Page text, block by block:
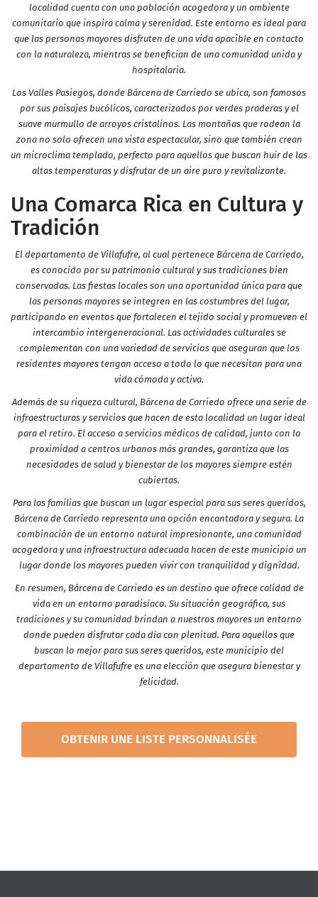
localidad cuenta con una población acogedora y un ambiente
comunitario que inspira calma y serenidad. Este entorno es ideal para
que las personas mayores disfruten de una vida apacible en contacto
con la naturaleza, mientras se benefician de una comunidad unida y
hospitalaria.
Los Valles Pasiegos, donde Bárcena de Carriedo se ubica, son famosos
por sus paisajes bucólicos, caracterizados por verdes praderas y el
suave murmullo de arroyos cristalinos. Las montañas que rodean la
zona no solo ofrecen una vista espectacular, sino que también crean
un microclima templado, perfecto para aquellos que buscan huir de las
altas temperaturas y disfrutar de un aire puro y revitalizante.
Una Comarca Rica en Cultura y
Tradición
El departamento de Villafufre, al cual pertenece Bárcena de Carriedo,
es conocido por su patrimonio cultural y sus tradiciones bien
conservadas. Las fiestas locales son una oportunidad única para que
las personas mayores se integren en las costumbres del lugar,
participando en eventos que fortalecen el tejido social y promueven el
intercambio intergeneracional. Las actividades culturales se
complementan con una variedad de servicios que aseguran que los
residentes mayores tengan acceso a todo lo que necesitan para una
vida cómoda y activa.
Además de su riqueza cultural, Bárcena de Carriedo ofrece una serie de
infraestructuras y servicios que hacen de esta localidad un lugar ideal
para el retiro. El acceso a servicios médicos de calidad, junto con la
proximidad a centros urbanos más grandes, garantiza que las
necesidades de salud y bienestar de los mayores siempre estén
cubiertas.
Para las familias que buscan un lugar especial para sus seres queridos,
Bárcena de Carriedo representa una opción encantadora y segura. La
combinación de un entorno natural impresionante, una comunidad
acogedora y una infraestructura adecuada hacen de este municipio un
lugar donde los mayores pueden vivir con tranquilidad y dignidad.
En resumen, Bárcena de Carriedo es un destino que ofrece calidad de
vida en un entorno paradisíaco. Su situación geográfica, sus
tradiciones y su comunidad brindan a nuestros mayores un entorno
donde pueden disfrutar cada día con plenitud. Para aquellos que
buscan lo mejor para sus seres queridos, este municipio del
departamento de Villafufre es una elección que asegura bienestar y
felicidad.
OBTENIR UNE LISTE PERSONNALISÉE